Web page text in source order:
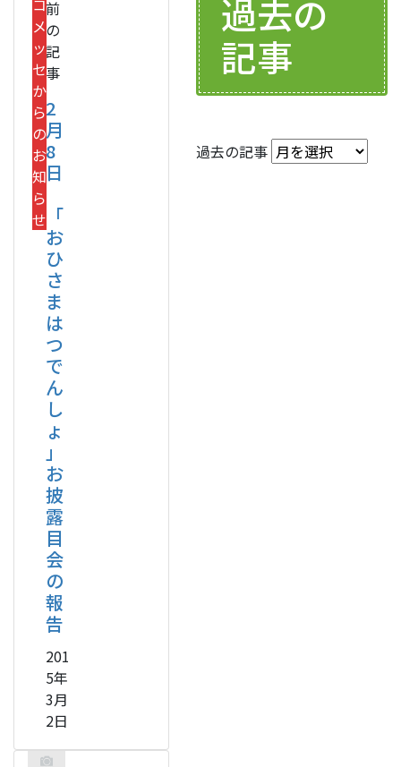
コ
メ
ッ
セ
か
ら
の
お
知
ら
せ
前
の
記
事
2
月
8
日
「
お
ひ
さ
ま
は
つ
で
ん
し
ょ
」
お
披
露
目
会
の
報
告
201
5年
3月
2日
過去の
記事
過去の記事